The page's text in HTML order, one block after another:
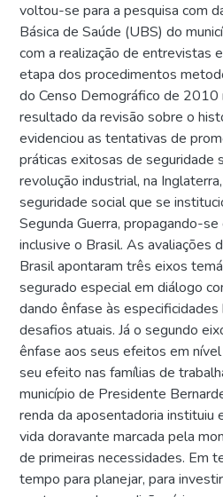
voltou-se para a pesquisa com
Básica de Saúde (UBS) do
com a realização de entrevistas
etapa dos procedimentos
do Censo Demográfico de 2010
resultado da revisão sobre o
evidenciou as tentativas de
práticas exitosas de seguridade
revolução industrial, na
seguridade social que se
Segunda Guerra, propagando-
inclusive o Brasil. As avaliações
Brasil apontaram três eixos
segurado especial em diálogo
dando ênfase às
desafios atuais. Já o segundo
ênfase aos seus efeitos em
seu efeito nas famílias de
município de Presidente
renda da aposentadoria instituiu
vida doravante marcada pela
de primeiras necessidades. Em
tempo para planejar, para